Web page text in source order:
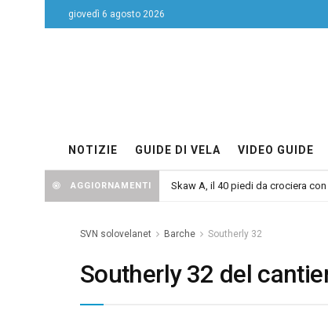
giovedì 6 agosto 2026
NOTIZIE GUIDE DI VELA VIDEO GUIDE
AGGIORNAMENTI Skaw A, il 40 piedi da crociera
SVN solovelanet Barche Southerly 32
Southerly 32 del